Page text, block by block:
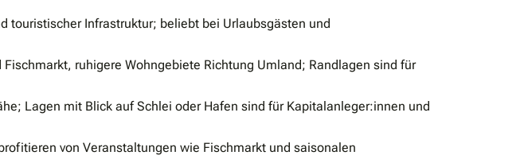
touristischer Infrastruktur; beliebt bei Urlaubsgästen und
ruhigere Wohngebiete Richtung Umland; Randlagen sind für
Lagen mit Blick auf Schlei oder Hafen sind für Kapitalanleger:innen und
von Veranstaltungen wie Fischmarkt und saisonalen